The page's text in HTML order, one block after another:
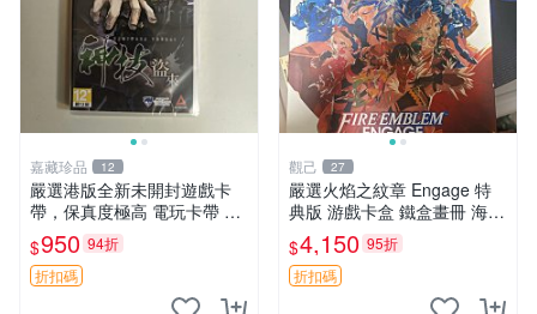
嘉藏珍品 12
嚴選港版全新未開封遊戲卡
帶，保真度極高 電玩卡帶 游
戲卡帶 卡片包裝
$950 94折
折扣碼
觀己 27
嚴選火焰之紋章 Engage 特
典版 游戲卡盒 鐵盒畫冊 海報
收藏推薦 火焰之紋章 Engag
e 特典版 銀河包裝 限量珍藏
火焰之紋章 Engage
$4,150 95折
折扣碼